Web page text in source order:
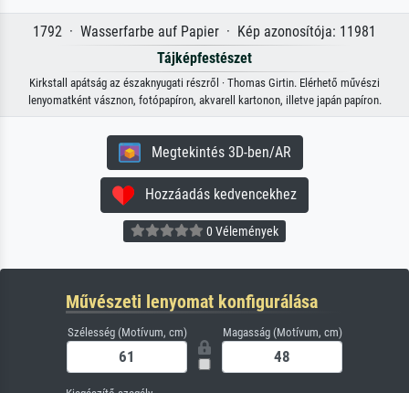
1792 · Wasserfarbe auf Papier · Kép azonosítója: 11981
Tájképfestészet
Kirkstall apátság az északnyugati részről · Thomas Girtin. Elérhető művészi
lenyomatként vásznon, fotópapíron, akvarell kartonon, illetve japán papíron.
Megtekintés 3D-ben/AR
Hozzáadás kedvencekhez
0 Vélemények
Művészeti lenyomat konfigurálása
Szélesség (Motívum, cm) Magasság (Motívum, cm)